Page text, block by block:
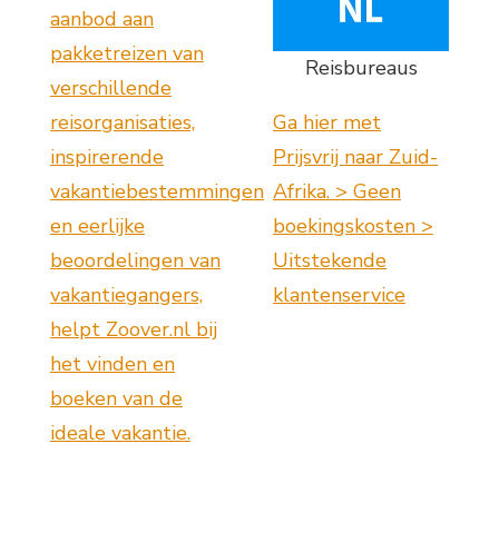
aanbod aan
pakketreizen van
verschillende
reisorganisaties,
inspirerende
vakantiebestemmingen
en eerlijke
beoordelingen van
vakantiegangers,
helpt Zoover.nl bij
het vinden en
boeken van de
ideale vakantie.
Reisbureaus
Ga hier met
Prijsvrij naar Zuid-
Afrika. > Geen
boekingskosten >
Uitstekende
klantenservice